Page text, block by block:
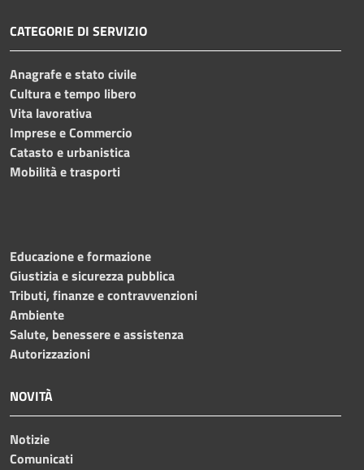
CATEGORIE DI SERVIZIO
Anagrafe e stato civile
Cultura e tempo libero
Vita lavorativa
Imprese e Commercio
Catasto e urbanistica
Mobilità e trasporti
Educazione e formazione
Giustizia e sicurezza pubblica
Tributi, finanze e contravvenzioni
Ambiente
Salute, benessere e assistenza
Autorizzazioni
NOVITÀ
Notizie
Comunicati